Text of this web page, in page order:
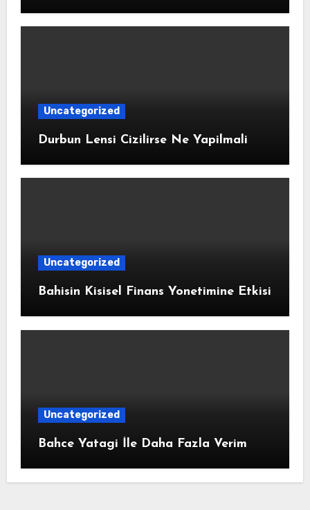
Uncategorized
Durbun Lensi Cizilirse Ne Yapilmali
Uncategorized
Bahisin Kisisel Finans Yonetimine Etkisi
Uncategorized
Bahce Yatagi İle Daha Fazla Verim